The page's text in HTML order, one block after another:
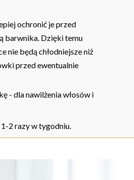
ochronić je przed
barwnika. Dzięki temu
nie będą chłodniejsze niż
przed ewentualnie
- dla nawilżenia włosów i
2 razy w tygodniu.